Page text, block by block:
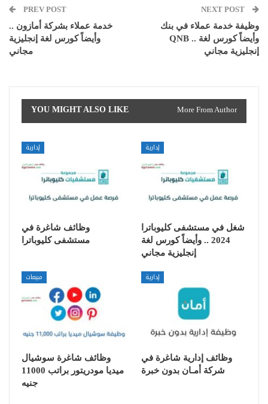
PREV POST
خدمة عملاء بشركة أمازون ..
وأيضاً كورس لغة إنجليزية
مجاني
NEXT POST
وظيفة خدمة عملاء في بنك
QNB .. وأيضاً كورس لغة
إنجليزية مجاني
YOU MIGHT ALSO LIKE More From Author
إدارية
وظائف شاغرة في
مستشفى كليوباترا
إدارية
شغل في مستشفى كليوباترا
2024 .. وأيضاً كورس لغة
إنجليزية مجاني
مبيعات
وظائف شاغرة سوشيال
ميديا مودريتور براتب 11000
جنيه
إدارية
وظائف إدارية شاغرة في
شركة أمـان بدون خبرة